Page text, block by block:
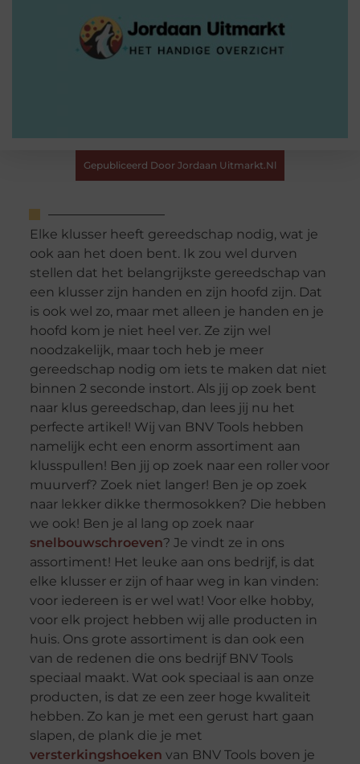
Gepubliceerd Door Jordaan Uitmarkt.nl
Elke klusser heeft gereedschap nodig, wat je
ook aan het doen bent. Ik zou wel durven
stellen dat het belangrijkste gereedschap van
een klusser zijn handen en zijn hoofd zijn. Dat
is ook wel zo, maar met alleen je handen en je
hoofd kom je niet heel ver. Ze zijn wel
noodzakelijk, maar toch heb je meer
gereedschap nodig om iets te maken dat niet
binnen 2 seconde instort. Als jij op zoek bent
naar klus gereedschap, dan lees jij nu het
perfecte artikel! Wij van BNV Tools hebben
namelijk echt een enorm assortiment aan
klusspullen! Ben jij op zoek naar een roller voor
muurverf? Zoek niet langer! Ben je op zoek
naar lekker dikke thermosokken? Die hebben
we ook! Ben je al lang op zoek naar
snelbouwschroeven? Je vindt ze in ons
assortiment! Het leuke aan ons bedrijf, is dat
elke klusser er zijn of haar weg in kan vinden:
voor iedereen is er wel wat! Voor elke hobby,
voor elk project hebben wij alle producten in
huis. Ons grote assortiment is dan ook een
van de redenen die ons bedrijf BNV Tools
speciaal maakt. Wat ook speciaal is aan onze
producten, is dat ze een zeer hoge kwaliteit
hebben. Zo kan je met een gerust hart gaan
slapen, de plank die je met
versterkingshoeken van BNV Tools boven je